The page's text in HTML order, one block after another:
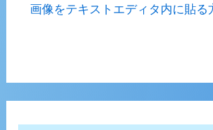
画像をテキストエディタ内に貼る